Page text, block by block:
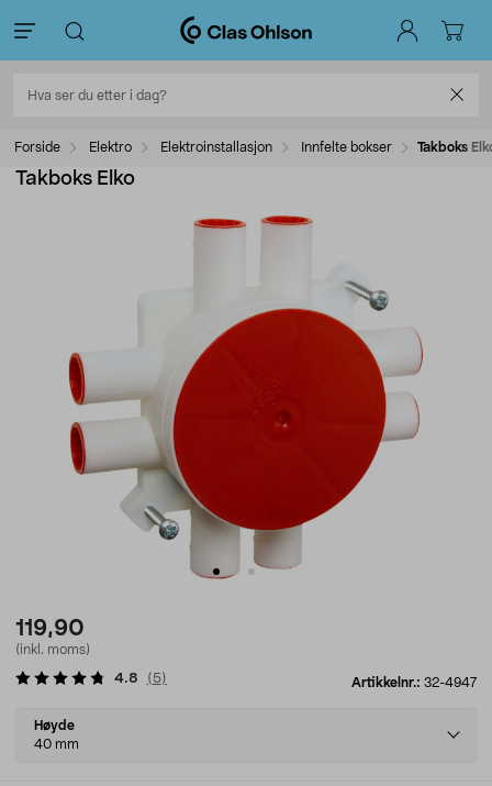
Forside Elektro Elektroinstallasjon Innfelte bokser Takboks
Takboks Elko
119,90
(inkl. moms)
Artikkelnr.: 32-4947
4.8 ( 5)
Select
variant
Høyde
40 mm